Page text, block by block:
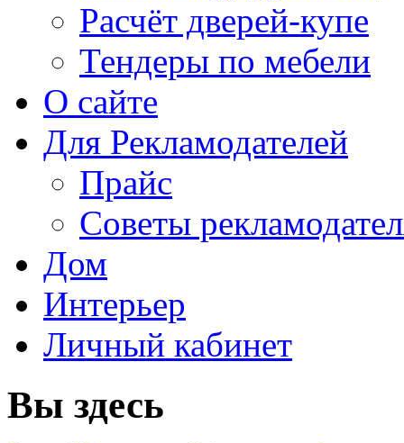
Расчёт дверей-купе
Тендеры по мебели
О сайте
Для Рекламодателей
Прайс
Советы
Дом
Интерьер
Личный кабинет
Вы здесь